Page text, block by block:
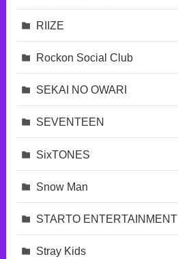
RIIZE
Rockon Social Club
SEKAI NO OWARI
SEVENTEEN
SixTONES
Snow Man
STARTO ENTERTAINMENT
Stray Kids